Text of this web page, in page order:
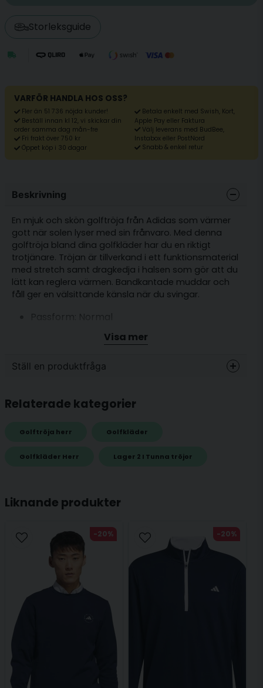
Storleksguide
VARFÖR HANDLA HOS OSS?
Fler än 51 736 nöjda kunder!
Beställ innan kl 12, vi skickar din
order samma dag mån-fre
Fri frakt över 750 kr
Öppet köp i 30 dagar
Betala enkelt med Swish, Kort,
Apple Pay eller Faktura
Välj leverans med BudBee,
Instabox eller PostNord
Snabb & enkel retur
Liknande produkter
-20% -20%
Beskrivning
En mjuk och skön golftröja från Adidas som värmer
gott när solen lyser med sin frånvaro. Med denna
golftröja bland dina golfkläder har du en riktigt
trotjänare. Tröjan är tillverkand i ett funktionsmaterial
med stretch samt dragkedja i halsen som gör att du
lätt kan reglera värmen. Bandkantade muddar och
fåll ger en välsittande känsla när du svingar.
Passform: Normal
Muddar i ärmarna och nederkant av tröjan.
Stretch
elastan
Visa mer
Ställ en produktfråga
Fråga oss något om denna produkten...
name
Namn
email
Mejladress
Ja, ni får publicera min fråga
Skicka fråga
Relaterade kategorier
Golftröja herr Golfkläder
Golfkläder Herr Lager 2 I Tunna tröjor